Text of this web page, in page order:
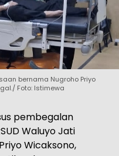
bernama Nugroho Priyo
Foto: Istimewa
pembegalan
Waluyo Jati
Wicaksono,